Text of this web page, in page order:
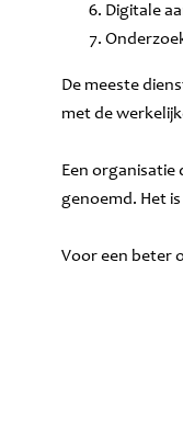
Digitale
De meeste
met de
Een
genoemd. Het
Voor een beter